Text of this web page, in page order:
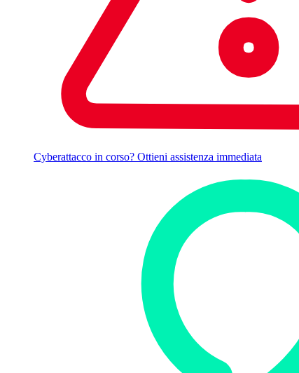
Cyberattacco in corso? Ottieni assistenza immediata